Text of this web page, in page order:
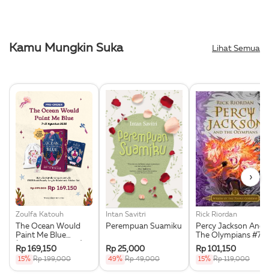
Kamu Mungkin Suka Lihat Semua
Zoulfa Katouh
The Ocean Would
Paint Me Blue
(Illustration Edges) -
Exclusive Pre Order +
Acrylic Bookmark,
Pouch & Sticker Set
Rp 169,150
15% Rp 199,000
Intan Savitri
Perempuan Suamiku
Rp 25,000
49% Rp 49,000
Rick Riordan
Percy Jackson And
The Olympians #7:
Wrath Of The Triple
Goddess
Rp 101,150
15% Rp 119,000
›